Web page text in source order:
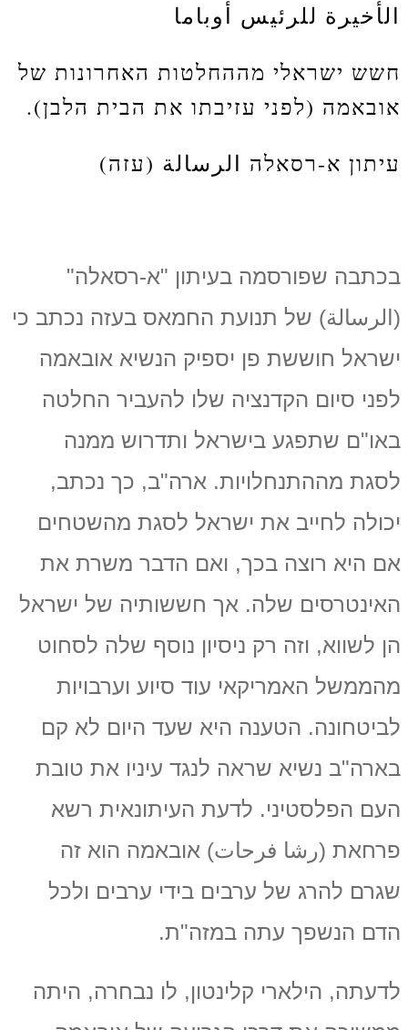
الأخيرة للرئيس أوباما
חשש ישראלי מההחלטות האחרונות של
אובאמה (לפני עזיבתו את הבית הלבן).
עיתון א-רסאלה الرسالة (עזה)
בכתבה שפורסמה בעיתון "א-רסאלה"
(الرسالة) של תנועת החמאס בעזה נכתב כי
ישראל חוששת פן יספיק הנשיא אובאמה
לפני סיום הקדנציה שלו להעביר החלטה
באו"ם שתפגע בישראל ותדרוש ממנה
לסגת מההתנחלויות. ארה"ב, כך נכתב,
יכולה לחייב את ישראל לסגת מהשטחים
אם היא רוצה בכך, ואם הדבר משרת את
האינטרסים שלה. אך חששותיה של ישראל
הן לשווא, וזה רק ניסיון נוסף שלה לסחוט
מהממשל האמריקאי עוד סיוע וערבויות
לביטחונה. הטענה היא שעד היום לא קם
בארה"ב נשיא שראה לנגד עיניו את טובת
העם הפלסטיני. לדעת העיתונאית רשא
פרחאת (رشا فرحات) אובאמה הוא זה
שגרם להרג של ערבים בידי ערבים ולכל
הדם הנשפך עתה במזה"ת.
לדעתה, הילארי קלינטון, לו נבחרה, היתה